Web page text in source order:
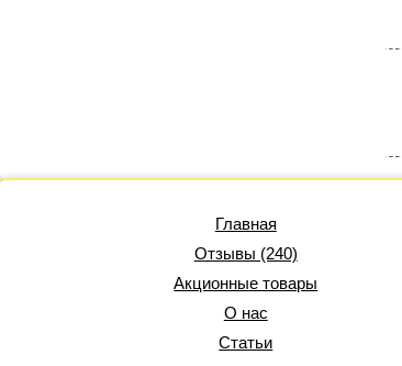
Главная
Отзывы (240)
Акционные товары
О нас
Статьи